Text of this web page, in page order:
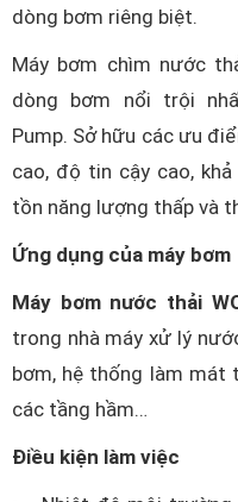
dòng bơm riêng biệt.
Máy bơm chìm nước
dòng bơm nổi trội
Pump. Sở hữu các ưu
cao, độ tin cậy cao,
tồn năng lượng thấp và
Ứng dụng của máy bơm
Máy bơm nước thải
trong nhà máy xử lý
bơm, hệ thống làm mát
các tầng hầm…
Điều kiện làm việc